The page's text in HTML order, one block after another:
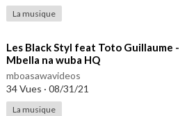
La musique
⁣Les Black Styl feat Toto Guillaume -
Mbella na wuba HQ
mboasawavideos
34 Vues · 08/31/21
La musique